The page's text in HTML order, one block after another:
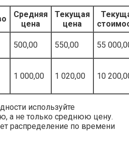
Средняя
цена
Текущая
цена
500,00 550,00 55
1 000,00 1 020,00 10
используйте
а не только среднюю цену.
распределение по времени